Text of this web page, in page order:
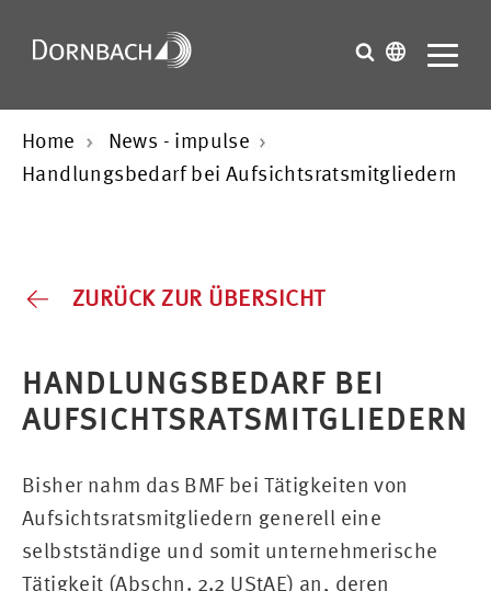
Home
News - impulse
Handlungsbedarf bei Aufsichtsratsmitgliedern
ZURÜCK ZUR ÜBERSICHT
HANDLUNGSBEDARF BEI
AUFSICHTSRATSMITGLIEDERN
Bisher nahm das BMF bei Tätigkeiten von
Aufsichtsratsmitgliedern generell eine
selbstständige und somit unternehmerische
Tätigkeit (Abschn. 2.2 UStAE) an, deren